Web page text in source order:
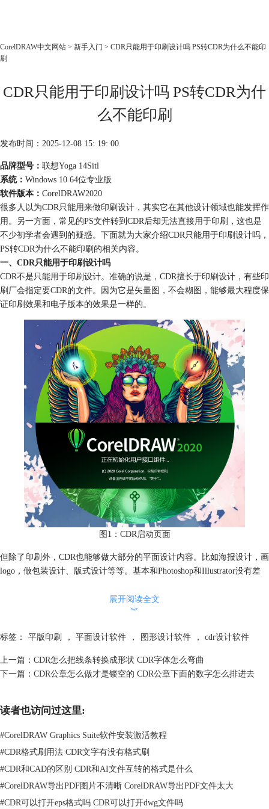
产品
教程
下载
购买
CorelDRAW中文网站 > 新手入门 > CDR只能用于印刷设计吗 PS转CDR为什么不能印
刷
CDR只能用于印刷设计吗 PS转CDR为什
么不能印刷
发布时间：2025-12-08 15: 19: 00
品牌型号： 联想Yoga 14Sitl
系统： Windows 10 64位专业版
软件版本： CorelDRAW2020
很多人以为CDR只能用来做印刷设计，其实它在其他设计领域也能发挥作
用。另一方面，常见的PS文件转到CDR后却无法直接用于印刷，这也是
不少初学者会遇到的疑惑。下面就为大家介绍CDR只能用于印刷设计吗，
PS转CDR为什么不能印刷的相关内容。
一、CDR只能用于印刷设计吗
CDR不是只能用于印刷设计。准确的说是，CDR擅长于印刷设计，有些印
刷厂会指定要CDR的文件。因为它是矢量图，不会糊图，能够最大程度保
证印刷效果和电子版本的效果是一样的。
图1：CDR启动页面
但除了印刷外，CDR也能够做大部分的平面设计内容。比如海报设计，画
logo，做包装设计、版式设计等等。基本和Photoshop和Illustrator没有差
二、PS转CDR为什么不能印刷
Photoshop生成的文件通常是PSD格式的。CDR中可以直接打开PSD文件
图2：用CDR打开psd文件
展开阅读全文
︾
标签： 平版印刷 ， 平面设计软件 ， 图形设计软件 ， cdr设计软件
上一篇： CDR怎么把线条转换成形状 CDR字体怎么弯曲
下一篇： CDR公章怎么做才是镂空的 CDR公章下面的数字怎么排进去
读者也访问过这里:
#CorelDRAW Graphics Suite软件安装激活教程
#CDR格式刷用法 CDR文字有没有格式刷
#CDR和CAD的区别 CDR和AI文件互转的格式是什么
#CorelDRAW导出PDF图片不清晰 CorelDRAW导出PDF文件太大
#CDR可以打开eps格式吗 CDR可以打开dwg文件吗